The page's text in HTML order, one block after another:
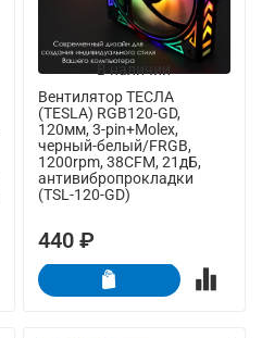
В наличии
Вентилятор ТЕСЛА
(TESLA) RGB120-GD,
120мм, 3-pin+Molex,
черный-белый/FRGB,
1200rpm, 38CFM, 21дБ,
антивибропрокладки
(TSL-120-GD)
440 ₽